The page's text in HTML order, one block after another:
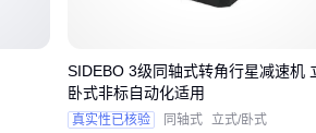
普通45号钢顶尖
钨钢类顶尖虽然成
适合批量加工——这
SIDEBO 3级同轴式转角行星减速机
卧式非标自动化适用
真实性已核验 同轴式 立式/卧式